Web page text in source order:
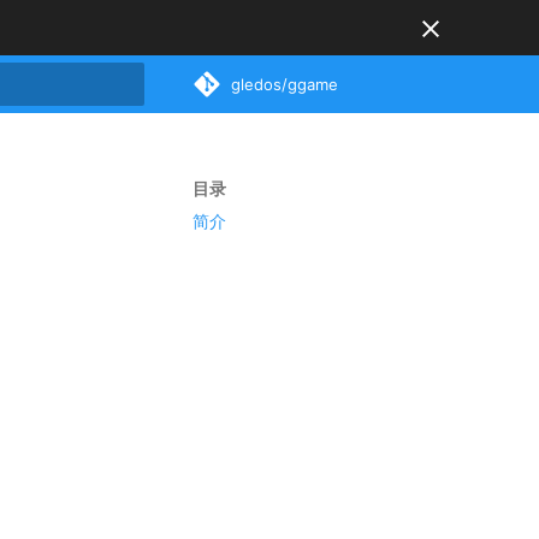
gledos/ggame
目录
简介